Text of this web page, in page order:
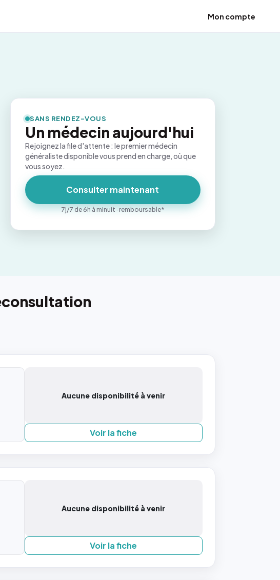
Mon compte
SANS RENDEZ-VOUS
Un médecin aujourd'hui
Rejoignez la file d'attente : le premier médecin
généraliste disponible vous prend en charge, où que
vous soyez.
Consulter maintenant
7j/7 de 6h à minuit · remboursable*
Aucune disponibilité à venir
Voir la fiche
Aucune disponibilité à venir
Voir la fiche